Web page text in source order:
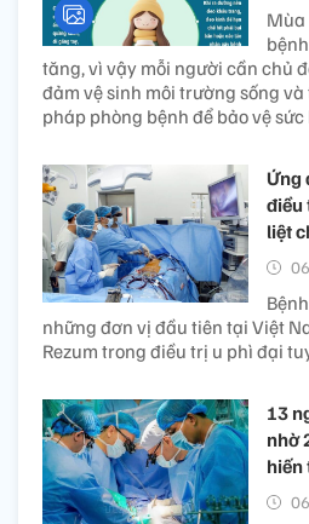
Mùa
tăng, vì vậy mỗi người cần chủ
đảm vệ sinh môi trường sống
pháp phòng bệnh để bảo vệ sức
Ứng
điều
liệt
những đơn vị đầu tiên tại Việt
Rezum trong điều trị u phì đại
13
nhờ
hiến